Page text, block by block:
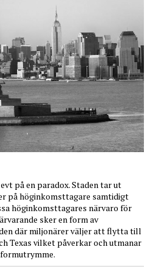
på en paradox. Staden tar ut
på höginkomsttagare samtidigt
höginkomsttagares närvaro för
sker en form av
där miljonärer väljer att flytta till
Texas vilket påverkar och utmanar